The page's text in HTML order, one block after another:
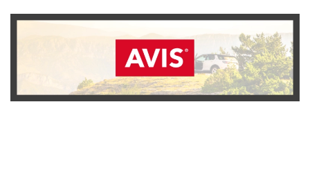
SCOPRI L'OFFERTA